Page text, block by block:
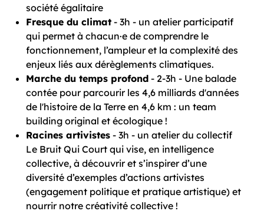
société égalitaire
Fresque du climat - 3h - un atelier participatif
qui permet à chacun·e de comprendre le
fonctionnement, l’ampleur et la complexité des
enjeux liés aux dérèglements climatiques.
Marche du temps profond - 2-3h - Une balade
contée pour parcourir les 4,6 milliards d'années
de l'histoire de la Terre en 4,6 km : un team
building original et écologique !
Racines artivistes - 3h - un atelier du collectif
Le Bruit Qui Court qui vise, en intelligence
collective, à découvrir et s’inspirer d’une
diversité d’exemples d’actions artivistes
(engagement politique et pratique artistique) et
nourrir notre créativité collective !